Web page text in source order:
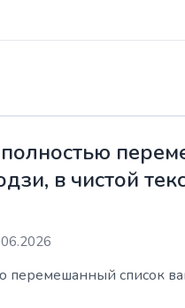
в чистой
список